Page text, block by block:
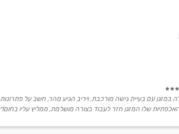
במזגן עם בעיית גישה מורכבת, ויריב הגיע מהר, חשב על
שלו המזגן חזר לעבוד בצורה מושלמת, ממליץ עליו בחום!״